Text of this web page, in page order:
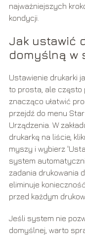
najważniejszych
kondycji.
Jak ustawić
domyślną w
Ustawienie drukarki
to prosta, ale często
znacząco ułatwić
przejdź do menu
Urządzenia. W
drukarkę na liście,
myszy i wybierz
system
zadania drukowania
eliminuje
przed każdym
Jeśli system nie
domyślnej, warto